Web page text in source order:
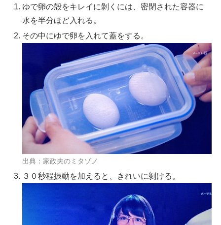
ゆで卵の殻をキレイに剝くには、密閉された容器に
水を半分ほど入れる。
その中にゆで卵を入れて蓋をする。
出典：家政夫のミタゾノ
３０秒程振動を加えると、きれいに剝ける。